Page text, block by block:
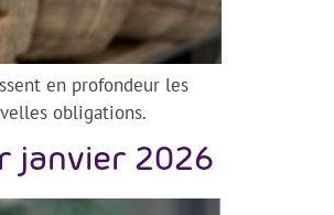
en profondeur les
obligations.
janvier 2026